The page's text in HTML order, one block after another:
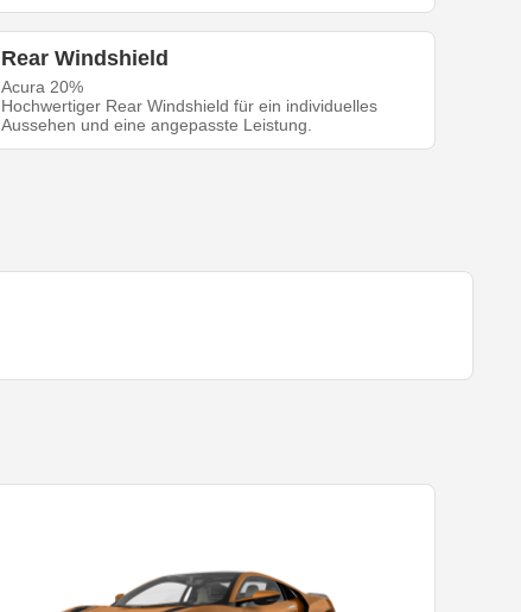
Rear Windshield
Acura 20%
Hochwertiger Rear Windshield für ein individuelles
Aussehen und eine angepasste Leistung.